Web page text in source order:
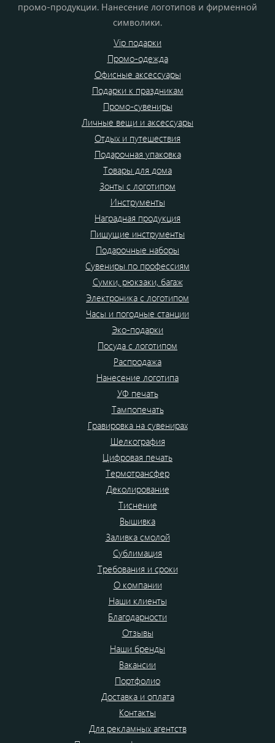
промо-продукции. Нанесение логотипов и фирменной
символики.
Vip подарки
Промо-одежда
Офисные аксессуары
Подарки к праздникам
Промо-сувениры
Личные вещи и аксессуары
Отдых и путешествия
Подарочная упаковка
Товары для дома
Зонты с логотипом
Инструменты
Наградная продукция
Пишущие инструменты
Подарочные наборы
Сувениры по профессиям
Сумки, рюкзаки, багаж
Электроника с логотипом
Часы и погодные станции
Эко-подарки
Посуда с логотипом
Распродажа
Нанесение логотипа
УФ печать
Тампопечать
Гравировка на сувенирах
Шелкография
Цифровая печать
Термотрансфер
Деколирование
Тиснение
Вышивка
Заливка смолой
Сублимация
Требования и сроки
О компании
Наши клиенты
Благодарности
Отзывы
Наши бренды
Вакансии
Портфолио
Доставка и оплата
Контакты
Для рекламных агентств